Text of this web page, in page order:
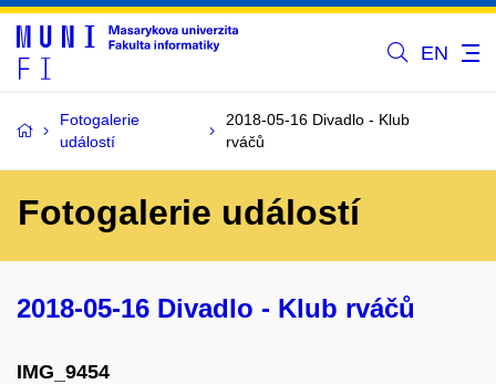
EN
Fotogalerie
událostí
2018-05-16 Divadlo - Klub
rváčů
Fotogalerie událostí
2018-05-16 Divadlo - Klub rváčů
IMG_9454